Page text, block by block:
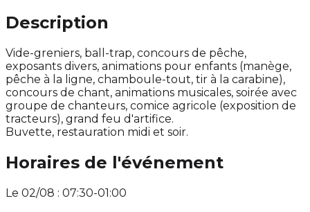
Description
Vide-greniers, ball-trap, concours de pêche,
exposants divers, animations pour enfants (manège,
pêche à la ligne, chamboule-tout, tir à la carabine),
concours de chant, animations musicales, soirée avec
groupe de chanteurs, comice agricole (exposition de
tracteurs), grand feu d'artifice.
Buvette, restauration midi et soir.
Horaires de l'événement
Le 02/08 : 07:30-01:00